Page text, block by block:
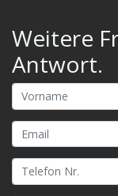
Weitere
Antwort.